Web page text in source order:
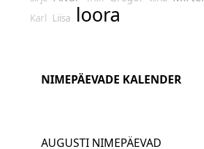
Karl Liisa loora
NIMEPÄEVADE KALENDER
AUGUSTI NIMEPÄEVAD